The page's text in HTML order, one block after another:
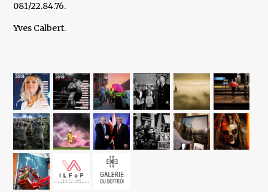
081/22.84.76.
Yves Calbert.